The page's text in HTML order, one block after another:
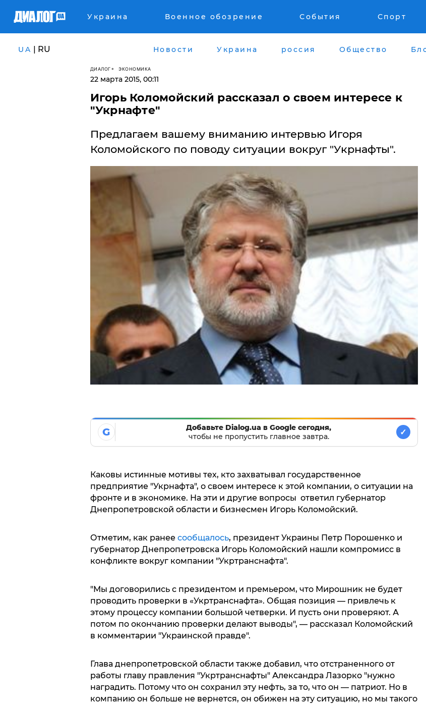
Украина Военное обозрение События Спорт
UA | RU Новости Украина россия Общество
ДИАЛОГ ЭКОНОМИКА
22 марта 2015, 00:11
Игорь Коломойский рассказал о своем интересе к
"Укрнафте"
Предлагаем вашему вниманию интервью Игоря
Коломойского по поводу ситуации вокруг "Укрнафты".
G
Добавьте Dialog.ua в Google сегодня,
чтобы не пропустить главное завтра.
✓
Каковы истинные мотивы тех, кто захватывал государственное
предприятие "Укрнафта", о своем интересе к этой компании, о ситуации на
фронте и в экономике. На эти и другие вопросы ответил губернатор
Днепропетровской области и бизнесмен Игорь Коломойский.
Отметим, как ранее сообщалось, президент Украины Петр Порошенко и
губернатор Днепропетровска Игорь Коломойский нашли компромисс в
конфликте вокруг компании "Укртранснафта".
"Мы договорились с президентом и премьером, что Мирошник не будет
проводить проверки в «Укртранснафта». Общая позиция — привлечь к
этому процессу компании большой четверки. И пусть они проверяют. А
потом по окончанию проверки делают выводы", — рассказал Коломойский
в комментарии "Украинской правде".
Глава днепропетровской области также добавил, что отстраненного от
работы главу правления "Укртранснафты" Александра Лазорко "нужно
наградить. Потому что он сохранил эту нефть, за то, что он — патриот. Но в
компанию он больше не вернется, он обижен на эту ситуацию, но мы такого